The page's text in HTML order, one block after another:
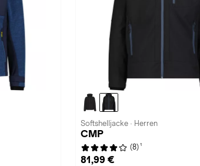
Softshelljacke · Herren
CMP
(8) 1
81,99 €